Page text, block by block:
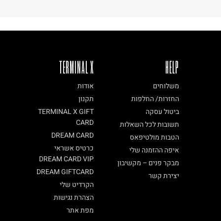
TERMINAL X
אודות
תקנון
TERMINAL X GIFT
CARD
DREAM CARD
כרטיס אשראי
DREAM CARD VIP
DREAM GIFTCARD
הקרדיט שלי
הצהרת נגישות
מפת אתר
HELP
משלוחים
החזרות/ החלפות
ביטול עסקה
תשובות לכל השאלות
הטבות מולטיפאס
איפה ההזמנה שלי
מבקר פנים – מקשיבון
יצירת קשר